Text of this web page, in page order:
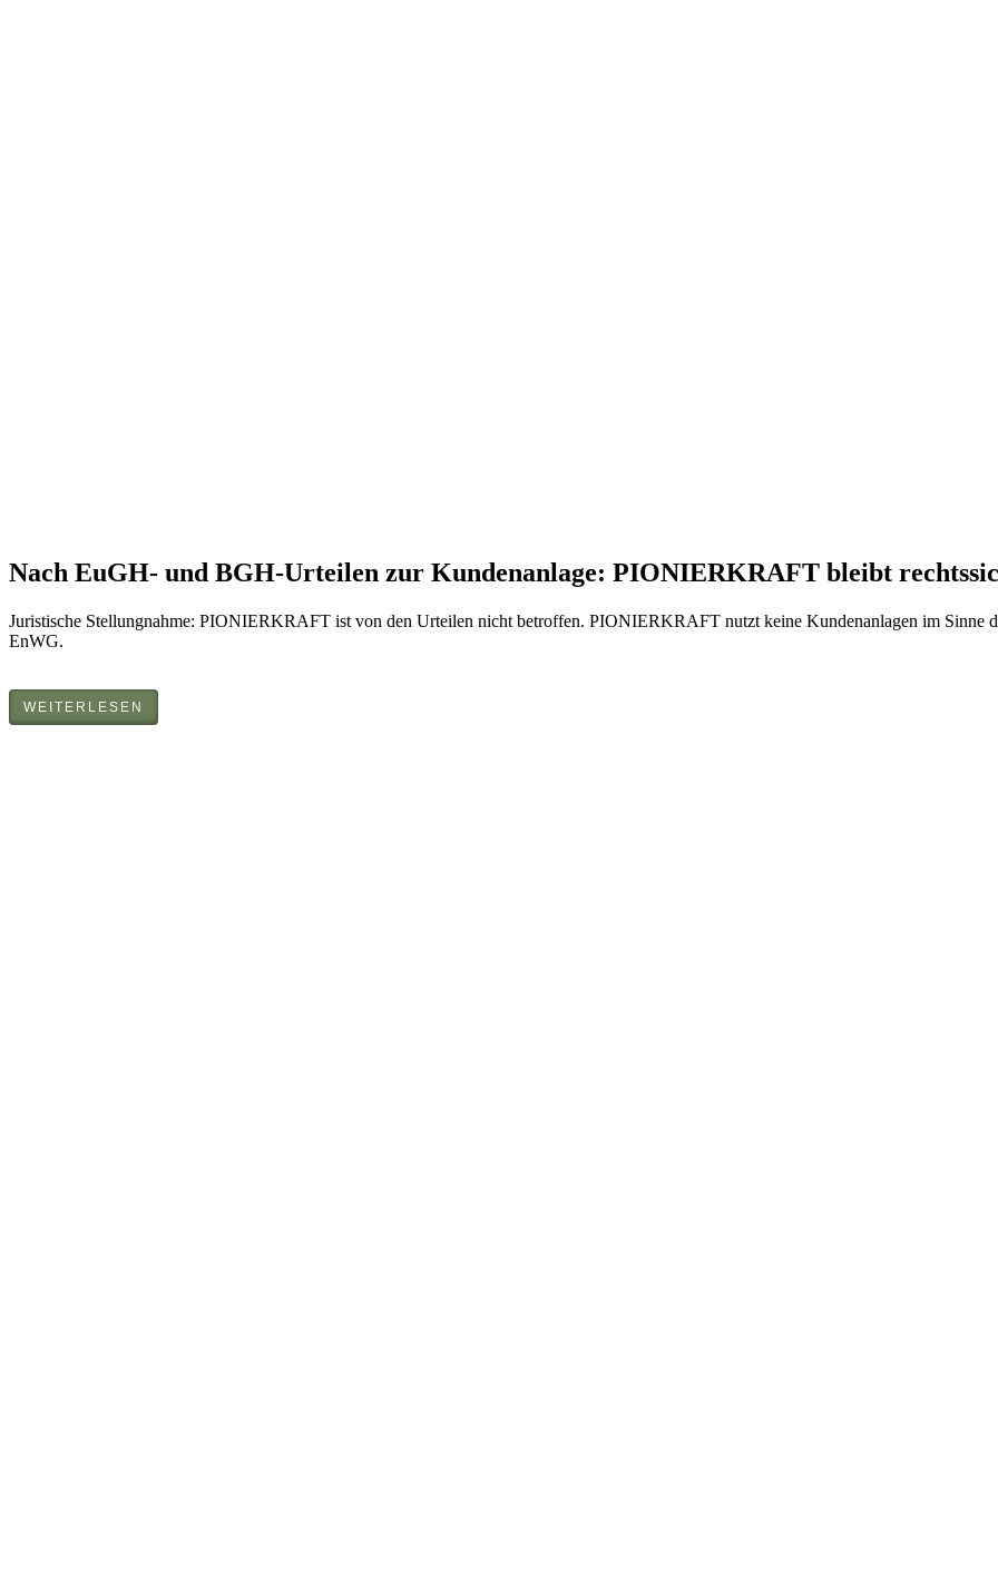
Nach EuGH- und BGH-Urteilen zur Kundenanlage: PIONIERKRAFT bleibt
Juristische Stellungnahme: PIONIERKRAFT ist von den Urteilen nicht betroffen. PIONIERKRAFT nutzt keine Kundenanlagen im Sinne
EnWG.
WEITERLESEN